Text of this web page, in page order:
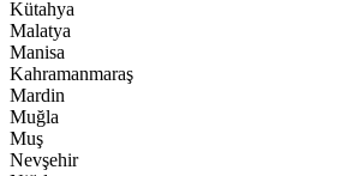
Kütahya
Malatya
Manisa
Kahramanmaraş
Mardin
Muğla
Muş
Nevşehir